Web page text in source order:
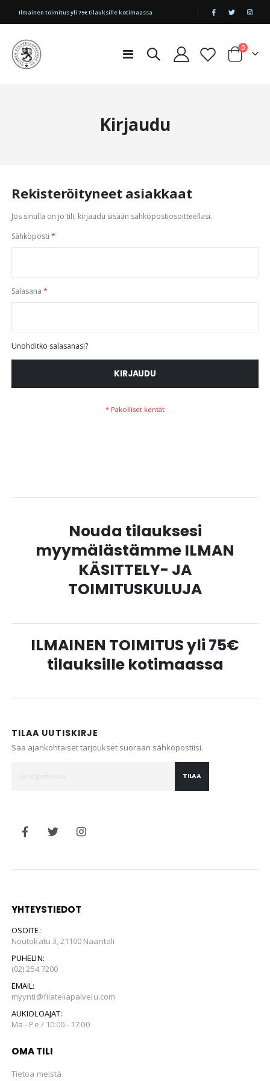
|
Ilmainen toimitus yli 75€ tilauksille kotimaassa
Toggle
Cart
0tuotetta
Kirjaudu
Rekisteröityneet asiakkaat
Jos sinulla on jo tili, kirjaudu sisään sähköpostiosoitteellasi.
Sähköposti
Salasana
Unohditko salasanasi?
KIRJAUDU
Nouda tilauksesi
myymälästämme ILMAN
KÄSITTELY- JA
TOIMITUSKULUJA
ILMAINEN TOIMITUS yli 75€
tilauksille kotimaassa
TILAA UUTISKIRJE
Saa ajankohtaiset tarjoukset suoraan sähköpostiisi.
TILAA
YHTEYSTIEDOT
OSOITE:
Noutokatu 3, 21100 Naantali
PUHELIN:
(02) 254 7200
EMAIL:
myynti@filateliapalvelu.com
AUKIOLOAJAT:
Ma - Pe / 10:00 - 17:00
OMA TILI
Tietoa meistä